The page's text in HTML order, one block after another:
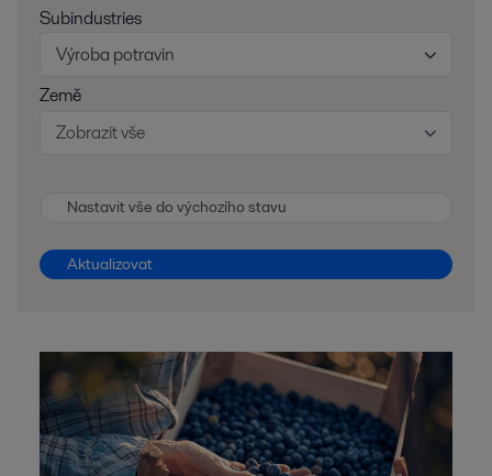
Subindustries
Výroba potravin
Země
Zobrazit vše
Nastavit vše do výchozího stavu
Aktualizovat